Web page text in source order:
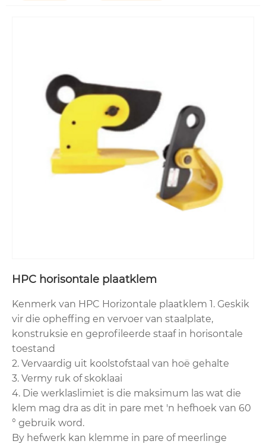
HPC horisontale plaatklem
Kenmerk van HPC Horizontale plaatklem 1. Geskik
vir die opheffing en vervoer van staalplate,
konstruksie en geprofileerde staaf in horisontale
toestand
2. Vervaardig uit koolstofstaal van hoë gehalte
3. Vermy ruk of skoklaai
4. Die werklaslimiet is die maksimum las wat die
klem mag dra as dit in pare met 'n hefhoek van 60
° gebruik word.
By hefwerk kan klemme in pare of meerlinge